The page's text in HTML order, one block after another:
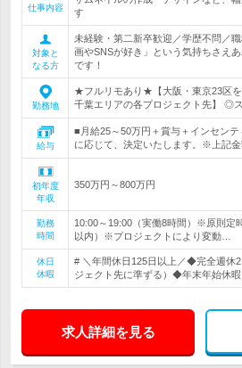
仕事内容
す
対象と
なる方
未経験・第二新卒歓迎／学歴不問／
画やSNSが好き」という気持ちさえ
です！
勤務地
★フルリモあり★【大阪・東京23区を
千葉エリアの各プロジェクト先】 ◎
給与
■月給25～50万円＋賞与＋インセン
に応じて、決定いたします。※上記
初年度
年収
350万円～800万円
勤務
時間
10:00～19:00（実働8時間）※原則定
以内）※プロジェクトにより変動…
休日
休暇
# ＼年間休日125日以上／◆完全週休
ジェクト先に準ずる）◆年末年始休暇
求人詳細を見る